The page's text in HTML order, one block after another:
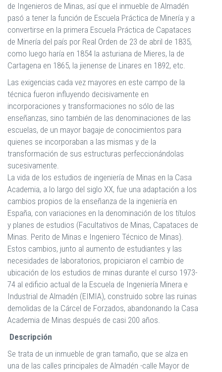
de Ingenieros de Minas, así que el inmueble de Almadén
pasó a tener la función de Escuela Práctica de Minería y a
convertirse en la primera Escuela Práctica de Capataces
de Minería del país por Real Orden de 23 de abril de 1835,
como luego haría en 1854 la asturiana de Mieres, la de
Cartagena en 1865, la jienense de Linares en 1892, etc.
Las exigencias cada vez mayores en este campo de la
técnica fueron influyendo decisivamente en
incorporaciones y transformaciones no sólo de las
enseñanzas, sino también de las denominaciones de las
escuelas, de un mayor bagaje de conocimientos para
quienes se incorporaban a las mismas y de la
transformación de sus estructuras perfeccionándolas
sucesivamente.
La vida de los estudios de ingeniería de Minas en la Casa
Academia, a lo largo del siglo XX, fue una adaptación a los
cambios propios de la enseñanza de la ingeniería en
España, con variaciones en la denominación de los títulos
y planes de estudios (Facultativos de Minas, Capataces de
Minas. Perito de Minas e Ingeniero Técnico de Minas).
Estos cambios, junto al aumento de estudiantes y las
necesidades de laboratorios, propiciaron el cambio de
ubicación de los estudios de minas durante el curso 1973-
74 al edificio actual de la Escuela de Ingeniería Minera e
Industrial de Almadén (EIMIA), construido sobre las ruinas
demolidas de la Cárcel de Forzados, abandonando la Casa
Academia de Minas después de casi 200 años.
Descripción
Se trata de un inmueble de gran tamaño, que se alza en
una de las calles principales de Almadén -calle Mayor de